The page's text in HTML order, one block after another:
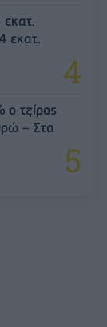
εκατ.
εκατ.
τζίρος
– Στα